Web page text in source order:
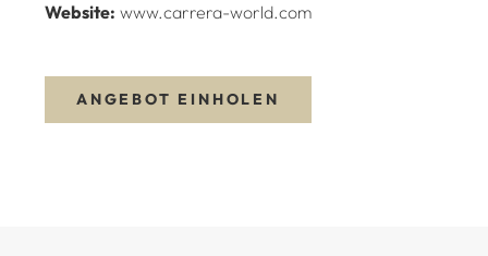
Website: www.carrera-world.com
ANGEBOT EINHOLEN